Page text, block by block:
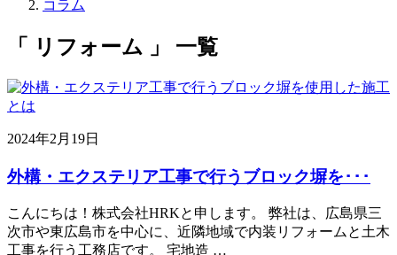
コラム
「 リフォーム 」 一覧
2024年2月19日
外構・エクステリア工事で行うブロック塀を･･･
こんにちは！株式会社HRKと申します。 弊社は、広島県三
次市や東広島市を中心に、近隣地域で内装リフォームと土木
工事を行う工務店です。 宅地造 …